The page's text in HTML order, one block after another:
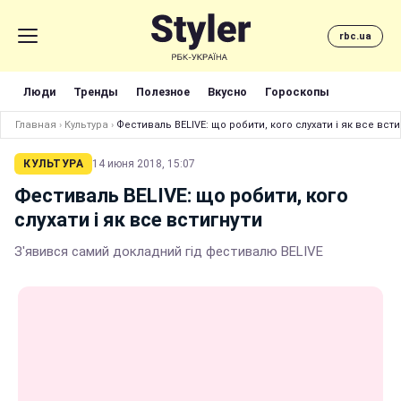
rbc.ua
Люди Тренды Полезное Вкусно Гороскопы
Главная › Культура › Фестиваль BELIVE: що робити, кого слухати і як все
КУЛЬТУРА 14 июня 2018, 15:07
Фестиваль BELIVE: що робити, кого
слухати і як все встигнути
З'явився самий докладний гід фестивалю BELIVE